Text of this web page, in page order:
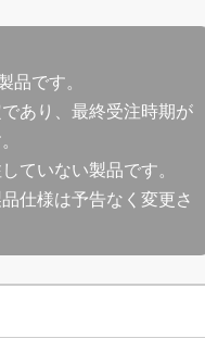
品です。
あり、最終受注時期が
ていない製品です。
仕様は予告なく変更さ